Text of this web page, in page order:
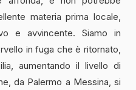
materia prima locale,
e avvincente. Siamo in
in fuga che è ritornato,
aumentando il livello di
da Palermo a Messina, si